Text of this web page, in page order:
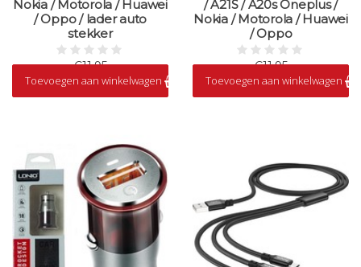
Nokia / Motorola / Huawei
/ Oppo / lader auto
stekker
€11,95
Op voorraad
Toevoegen aan winkelwagen
/ A21S / A20s Oneplus /
Nokia / Motorola / Huawei
/ Oppo
€11,95
Op voorraad
Toevoegen aan winkelwagen